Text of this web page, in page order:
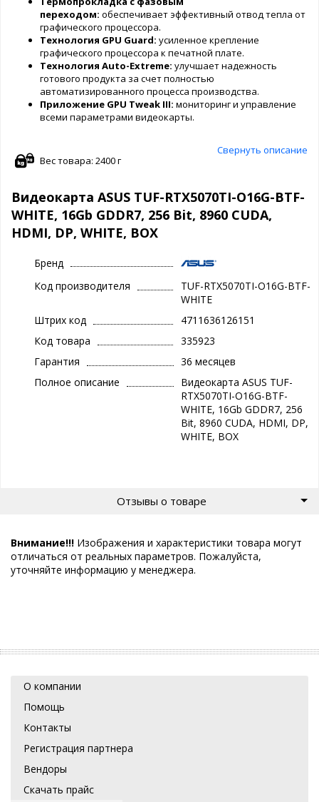
переходом: обеспечивает эффективный отвод тепла от
графического процессора.
Технология GPU Guard: усиленное крепление
графического процессора к печатной плате.
Технология Auto-Extreme: улучшает надежность
готового продукта за счет полностью
автоматизированного процесса производства.
Приложение GPU Tweak III: мониторинг и управление
всеми параметрами видеокарты.
Свернуть описание
Вес товара: 2400 г
Видеокарта ASUS TUF-RTX5070TI-O16G-BTF-
WHITE, 16Gb GDDR7, 256 Bit, 8960 CUDA,
HDMI, DP, WHITE, BOX
Бренд
Код производителя
TUF-RTX5070TI-O16G-BTF-
WHITE
Штрих код
4711636126151
Код товара
335923
Гарантия
36 месяцев
Полное описание
Видеокарта ASUS TUF-
RTX5070TI-O16G-BTF-
WHITE, 16Gb GDDR7, 256
Bit, 8960 CUDA, HDMI, DP,
WHITE, BOX
Отзывы о товаре
Внимание!!! Изображения и характеристики товара могут
отличаться от реальных параметров. Пожалуйста,
уточняйте информацию у менеджера.
О компании
Помощь
Контакты
Регистрация партнера
Вендоры
Скачать прайс